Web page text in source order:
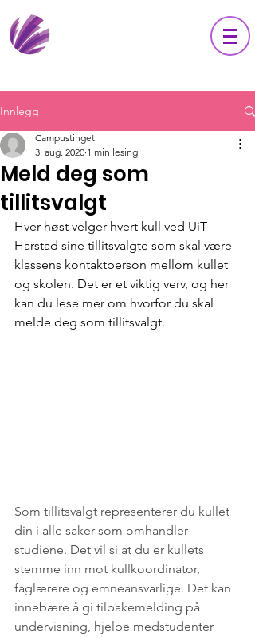
Innlegg
Meld deg som
tillitsvalgt
Campustinget
3. aug. 2020 1 min lesing
Hver høst velger hvert kull ved UiT
Harstad sine tillitsvalgte som skal være
klassens kontaktperson mellom kullet
og skolen. Det er et viktig verv, og her
kan du lese mer om hvorfor du skal
melde deg som tillitsvalgt.
Som tillitsvalgt representerer du kullet
din i alle saker som omhandler
studiene. Det vil si at du er kullets
stemme inn mot kullkoordinator,
faglærere og emneansvarlige. Det kan
innebære å gi tilbakemelding på
undervisning, hjelpe medstudenter